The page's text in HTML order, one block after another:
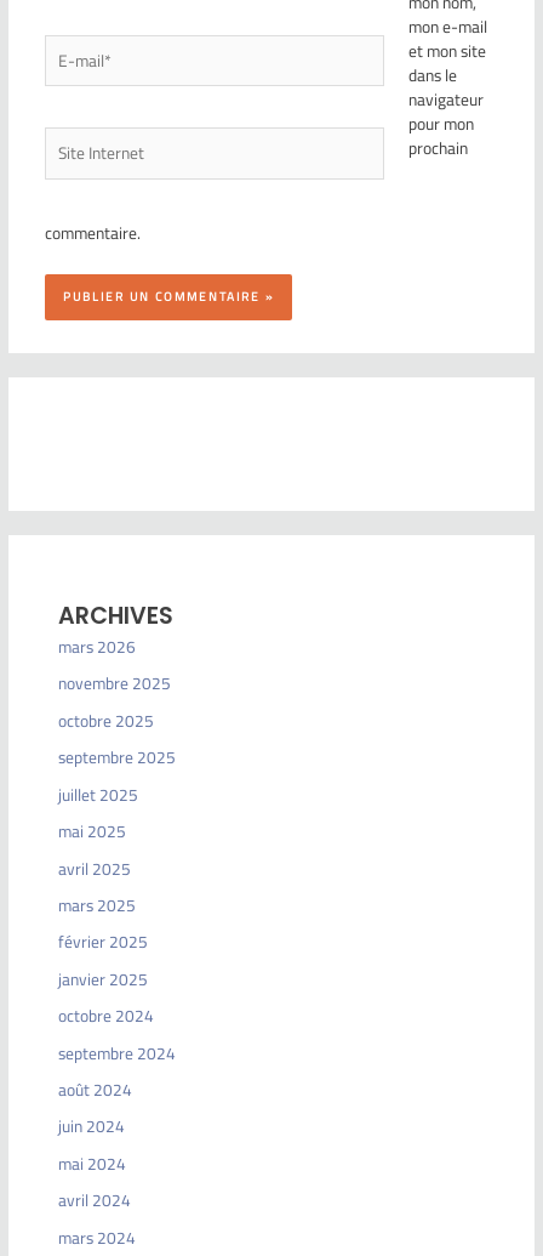
mon e-mail
et mon site
dans le
navigateur
pour mon
prochain
commentaire.
ARCHIVES
mars 2026
novembre 2025
octobre 2025
septembre 2025
juillet 2025
mai 2025
avril 2025
mars 2025
février 2025
janvier 2025
octobre 2024
septembre 2024
août 2024
juin 2024
mai 2024
avril 2024
mars 2024